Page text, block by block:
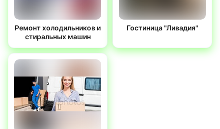
Ремонт холодильников и
стиральных машин
Гостиница "Ливадия"